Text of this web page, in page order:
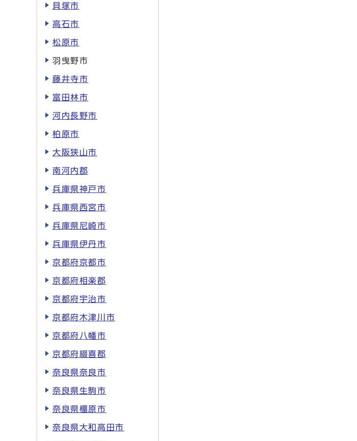
貝塚市
高石市
松原市
羽曳野市
藤井寺市
富田林市
河内長野市
柏原市
大阪狭山市
南河内郡
兵庫県神戸市
兵庫県西宮市
兵庫県尼崎市
兵庫県伊丹市
京都府京都市
京都府相楽郡
京都府宇治市
京都府木津川市
京都府八幡市
京都府綴喜郡
奈良県奈良市
奈良県生駒市
奈良県橿原市
奈良県大和高田市